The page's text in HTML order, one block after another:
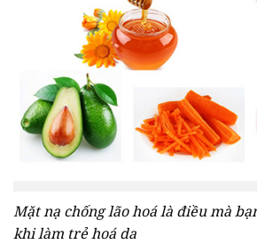
Mặt nạ chống lão hoá là điều mà
khi làm trẻ hoá da